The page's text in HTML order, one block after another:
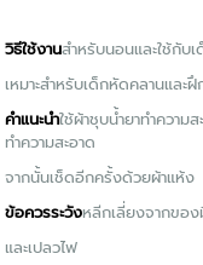
วิธีใช้งานสำหรับนอนและใช้กับ
เหมาะสำหรับเด็กหัดคลานและ
คำแนะนำใช้ผ้าชุบน้ำยาทำควา
ทำความสะอาด
จากนั้นเช็ดอีกครั้งด้วยผ้าแห้ง
ข้อควรระวังหลีกเลี่ยงจากขอ
และเปลวไฟ